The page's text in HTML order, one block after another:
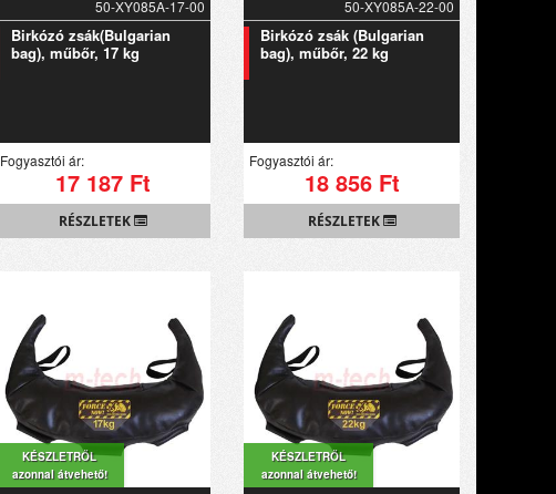
50-XY085A-17-00
Birkózó zsák(Bulgarian
bag), műbőr, 17 kg
Fogyasztói ár:
17 187 Ft
RÉSZLETEK
50-XY085A-22-00
Birkózó zsák (Bulgarian
bag), műbőr, 22 kg
Fogyasztói ár:
18 856 Ft
RÉSZLETEK
KÉSZLETRŐL
azonnal átvehető!
KÉSZLETRŐL
azonnal átvehető!